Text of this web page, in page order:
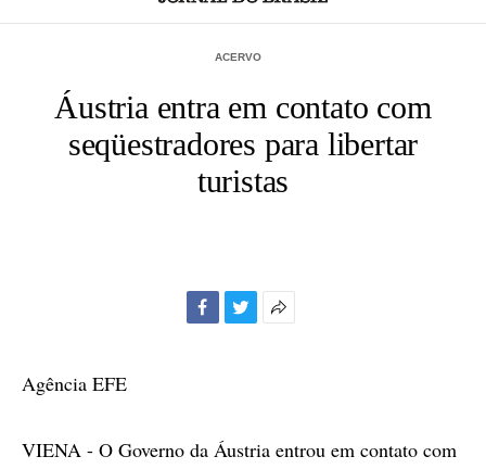
ACERVO
Áustria entra em contato com
seqüestradores para libertar
turistas
Agência EFE
VIENA - O Governo da Áustria entrou em contato com